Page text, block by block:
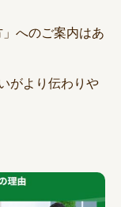
へのご案内はあ
がより伝わりや